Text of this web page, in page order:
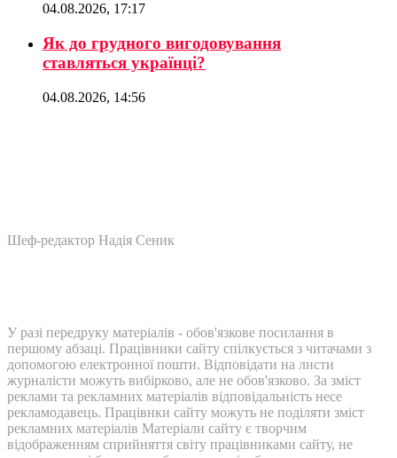
04.08.2026, 17:17
Як до грудного вигодовування
ставляться українці?
04.08.2026, 14:56
Шеф-редактор Надія Сеник
У разі передруку матеріалів - обов'язкове посилання в
першому абзаці. Працівники сайту спілкується з читачами з
допомогою електронної пошти. Відповідати на листи
журналісти можуть вибірково, але не обов'язково. За зміст
реклами та рекламних матеріалів відповідальність несе
рекламодавець. Працівнки сайту можуть не поділяти зміст
рекламних матеріалів Матеріали сайту є творчим
відображенням сприйняття світу працівниками сайту, не